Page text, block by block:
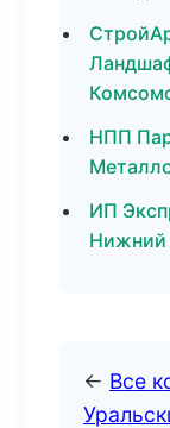
НПП
ИП
Нижний
← Все